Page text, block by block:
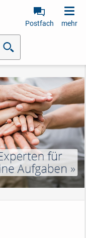
Postfach mehr